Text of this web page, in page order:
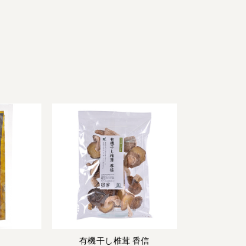
有機野菜の
ビオ・マルシェの想い
宅配サービスについて 読みもの・NEWS
ビオ・マルシェの商品 ご利用ガイド
オーガニックって何
有機干し椎茸 香信